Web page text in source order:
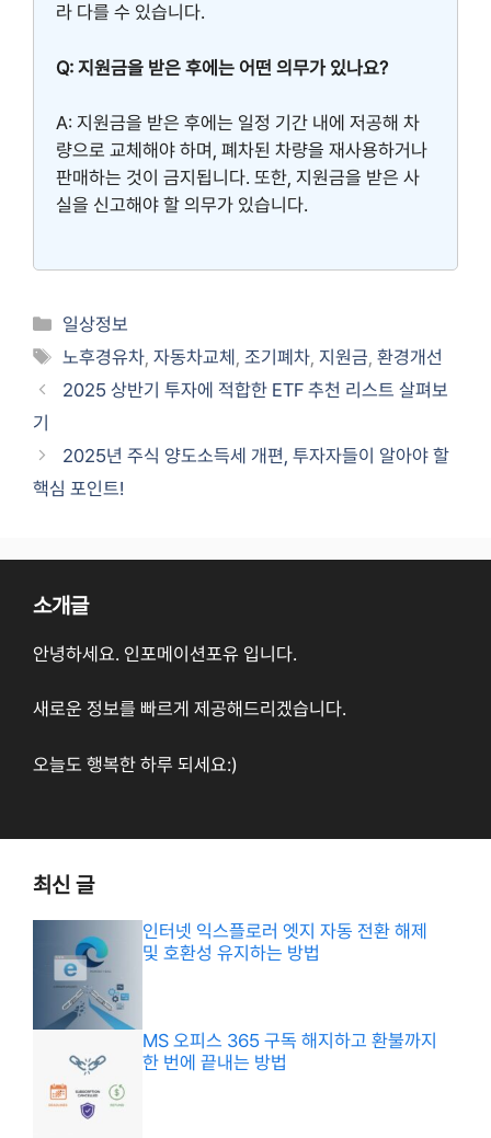
라 다를 수 있습니다.
Q: 지원금을 받은 후에는 어떤 의무가 있나요?
A: 지원금을 받은 후에는 일정 기간 내에 저공해 차
량으로 교체해야 하며, 폐차된 차량을 재사용하거나
판매하는 것이 금지됩니다. 또한, 지원금을 받은 사
실을 신고해야 할 의무가 있습니다.
Categories
일상정보
Tags
노후경유차 ,자동차교체 ,조기폐차 ,지원금 ,환경개선
2025 상반기 투자에 적합한 ETF 추천 리스트 살펴보
기
2025년 주식 양도소득세 개편, 투자자들이 알아야 할
핵심 포인트!
소개글
안녕하세요. 인포메이션포유 입니다.
새로운 정보를 빠르게 제공해드리겠습니다.
오늘도 행복한 하루 되세요:)
최신 글
인터넷 익스플로러 엣지 자동 전환 해제
및 호환성 유지하는 방법
MS 오피스 365 구독 해지하고 환불까지
한 번에 끝내는 방법